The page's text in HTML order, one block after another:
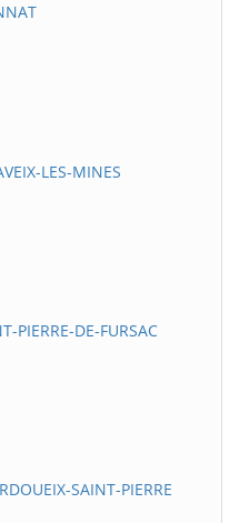
LES-MINES
DE-FURSAC
SAINT-PIERRE